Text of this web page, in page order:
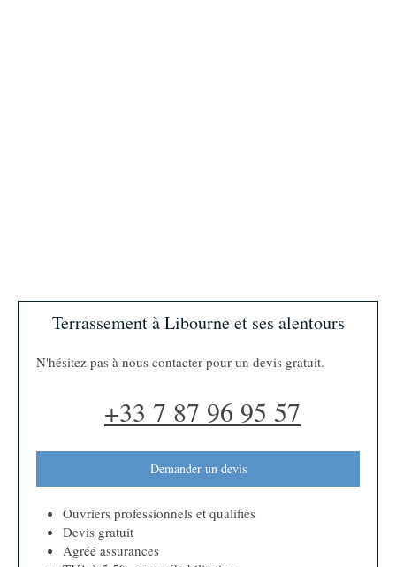
Terrassement à Libourne et ses alentours
N'hésitez pas à nous contacter pour un devis gratuit.
+33 7 87 96 95 57
Demander un devis
Ouvriers professionnels et qualifiés
Devis gratuit
Agréé assurances